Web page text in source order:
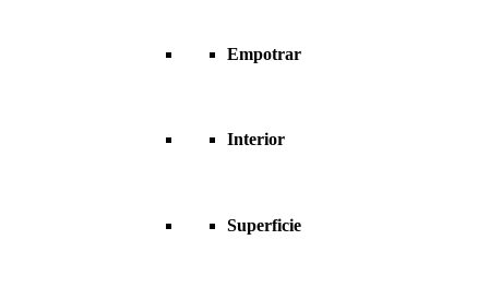
Empotrar
Interior
Superficie